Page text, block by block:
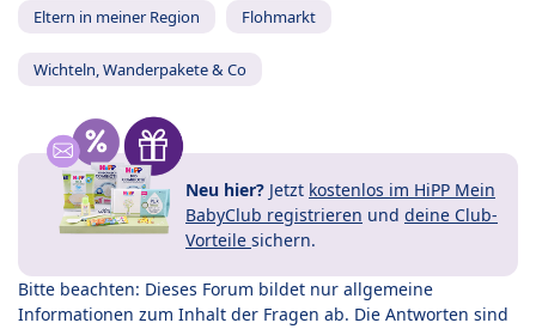
Eltern in meiner Region Flohmarkt
Wichteln, Wanderpakete & Co
Neu hier? Jetzt kostenlos im HiPP Mein
BabyClub registrieren und deine Club-
Vorteile sichern.
Bitte beachten: Dieses Forum bildet nur allgemeine
Informationen zum Inhalt der Fragen ab. Die Antworten sind